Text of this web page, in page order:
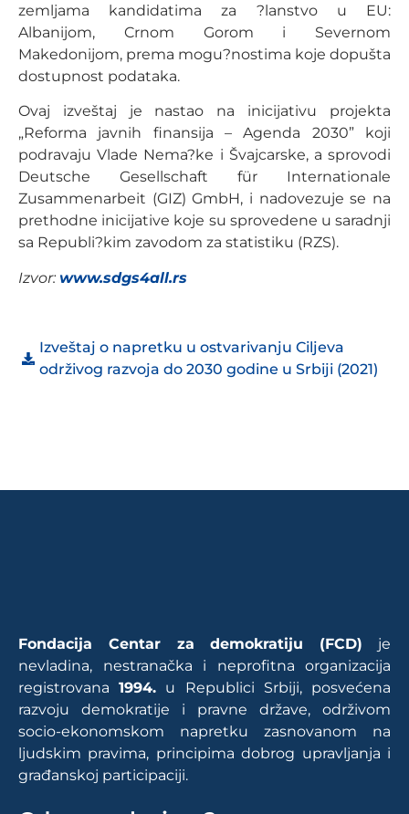
zemljama kandidatima za ?lanstvo u EU:
Albanijom, Crnom Gorom i Severnom
Makedonijom, prema mogu?nostima koje dopušta
dostupnost podataka.
Ovaj izveštaj je nastao na inicijativu projekta
„Reforma javnih finansija – Agenda 2030” koji
podravaju Vlade Nema?ke i Švajcarske, a sprovodi
Deutsche Gesellschaft für Internationale
Zusammenarbeit (GIZ) GmbH, i nadovezuje se na
prethodne inicijative koje su sprovedene u saradnji
sa Republi?kim zavodom za statistiku (RZS).
Izvor: www.sdgs4all.rs
Izveštaj o napretku u ostvarivanju Ciljeva
održivog razvoja do 2030 godine u Srbiji (2021)
Fondacija Centar za demokratiju (FCD) je
nevladina, nestranačka i neprofitna organizacija
registrovana1994. u Republici Srbiji, posvećena
razvoju demokratije i pravne države, održivom
socio-ekonomskom napretku zasnovanom na
ljudskim pravima, principima dobrog upravljanja i
građanskoj participaciji.